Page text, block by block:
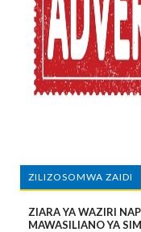
ZILIZOSOMWA ZAIDI
ZIARA YA WAZIRI
MAWASILIANO YA